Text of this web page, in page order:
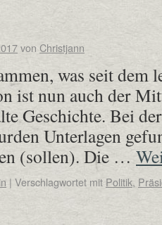
von Christjann
was seit dem
ist nun auch der
Geschichte. Bei
Unterlagen
(sollen). Die …
| Verschlagwortet mit Politik,